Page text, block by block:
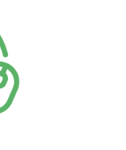
物質，應屬地質
，處理廢電線、
造成水源污染；
下水污染管制標
行文經濟部水利
水改善計畫」，